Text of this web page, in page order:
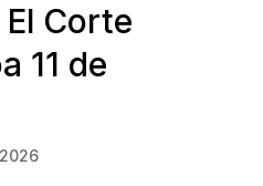
Corte
11 de